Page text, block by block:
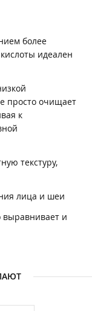
более
идеален
просто очищает
к
текстуру,
лица и шеи
выравнивает и